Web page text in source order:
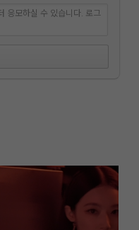
응모하실 수 있습니다. 로그